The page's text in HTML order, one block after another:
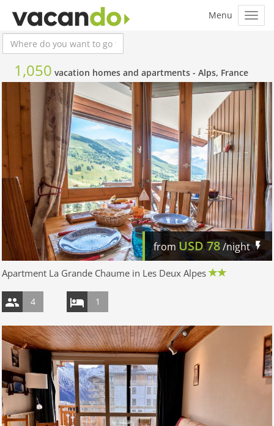
1,050 vacation homes and apartments - Alps, France
fromUSD78/night
Apartment La Grande Chaume in Les Deux Alpes
4 1